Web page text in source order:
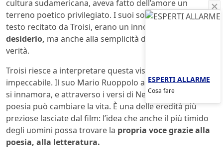
cultura sudamericana, aveva fatto dell’amore un
terreno poetico privilegiato. I suoi sonetti, tra cui il
testo recitato da Troisi, erano un inno alla
desiderio, ma anche alla semplicità del corpo come
verità.
Troisi riesce a interpretare questa visione in modo
impeccabile. Il suo Mario Ruoppolo ascolta, apprende,
si innamora, e attraverso i versi di Neruda scopre che la
poesia può cambiare la vita. È una delle eredità più
preziose lasciate dal film: l’idea che anche il più timido
degli uomini possa trovare la propria voce grazie alla
poesia, alla letteratura.
ESPERTI ALLARME
Cosa fare